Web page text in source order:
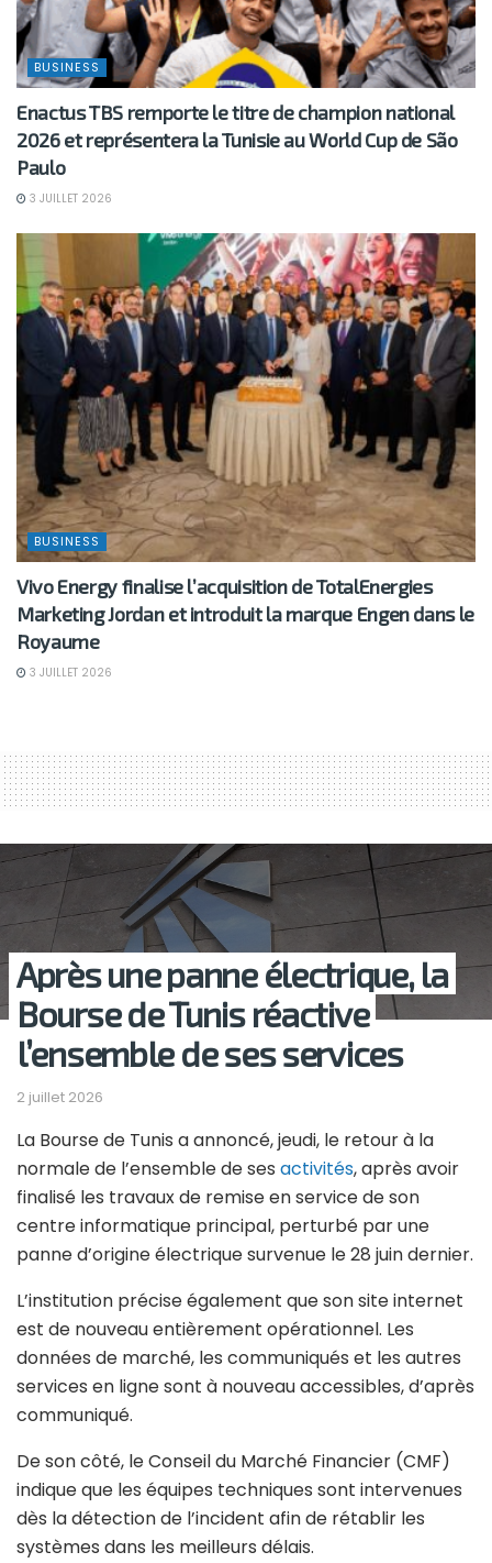
BUSINESS
Enactus TBS remporte le titre de champion national
2026 et représentera la Tunisie au World Cup de São
Paulo
3 JUILLET 2026
BUSINESS
Vivo Energy finalise l’acquisition de TotalEnergies
Marketing Jordan et introduit la marque Engen dans le
Royaume
3 JUILLET 2026
Après une panne électrique, la
Bourse de Tunis réactive
l’ensemble de ses services
2 juillet 2026
La Bourse de Tunis a annoncé, jeudi, le retour à la
normale de l’ensemble de ses activités, après avoir
finalisé les travaux de remise en service de son
centre informatique principal, perturbé par une
panne d’origine électrique survenue le 28 juin dernier.
L’institution précise également que son site internet
est de nouveau entièrement opérationnel. Les
données de marché, les communiqués et les autres
services en ligne sont à nouveau accessibles, d’après
communiqué.
De son côté, le Conseil du Marché Financier (CMF)
indique que les équipes techniques sont intervenues
dès la détection de l’incident afin de rétablir les
systèmes dans les meilleurs délais.